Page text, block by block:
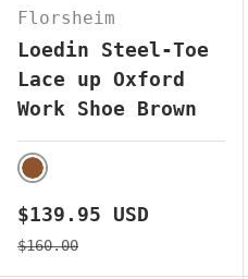
Florsheim
Loedin Steel-Toe
Lace up Oxford
Work Shoe Brown
BROWN
Precio de venta
$139.95 USD
Precio normal
$160.00